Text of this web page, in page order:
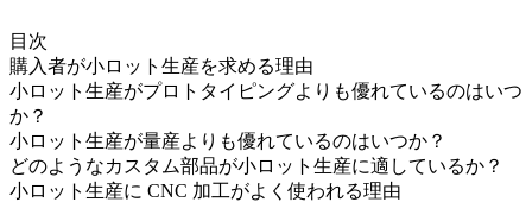
目次
購入者が小ロット生産を求める理由
小ロット生産がプロトタイピングよりも優れているのはいつ
か？
小ロット生産が量産よりも優れているのはいつか？
どのようなカスタム部品が小ロット生産に適しているか？
小ロット生産に CNC 加工がよく使われる理由